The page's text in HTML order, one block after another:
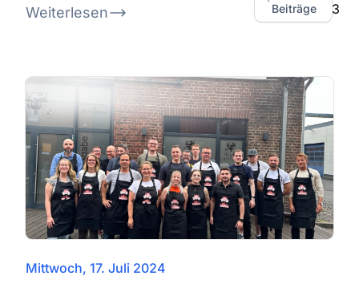
Weiterlesen
Mittwoch, 17. Juli 2024
Beiträge
3